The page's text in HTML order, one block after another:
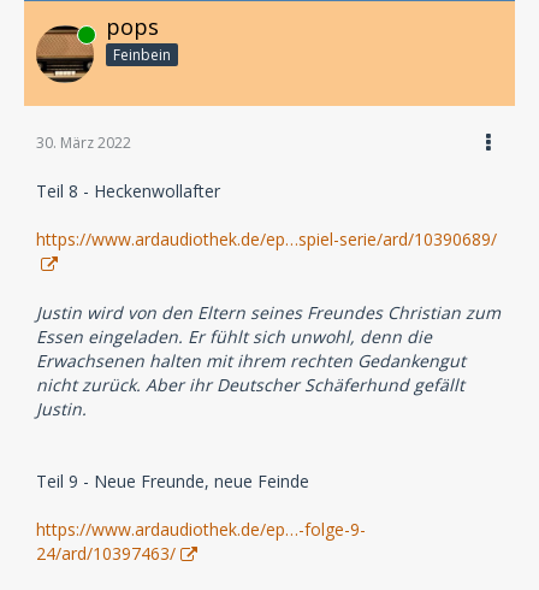
Online pops
Feinbein
30. März 2022
Teil 8 - Heckenwollafter
https://www.ardaudiothek.de/ep…spiel-serie/ard/10390689/
Justin wird von den Eltern seines Freundes Christian zum
Essen eingeladen. Er fühlt sich unwohl, denn die
Erwachsenen halten mit ihrem rechten Gedankengut
nicht zurück. Aber ihr Deutscher Schäferhund gefällt
Justin.
Teil 9 - Neue Freunde, neue Feinde
https://www.ardaudiothek.de/ep…-folge-9-
24/ard/10397463/